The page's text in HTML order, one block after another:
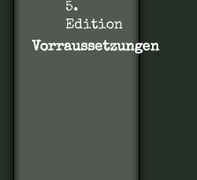
5.
Edition
Vorraussetzungen